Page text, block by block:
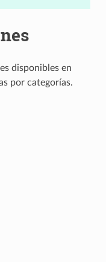
disponibles en
por categorías.